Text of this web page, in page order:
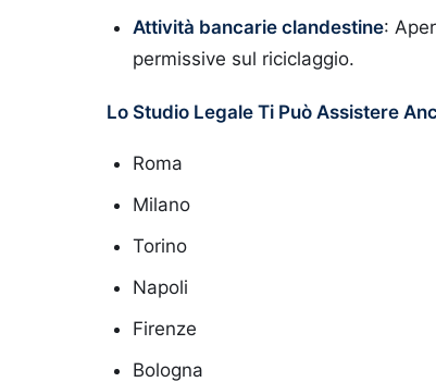
Attività bancarie clandestine:
permissive sul riciclaggio.
Lo Studio Legale Ti Può Assistere
Roma
Milano
Torino
Napoli
Firenze
Bologna